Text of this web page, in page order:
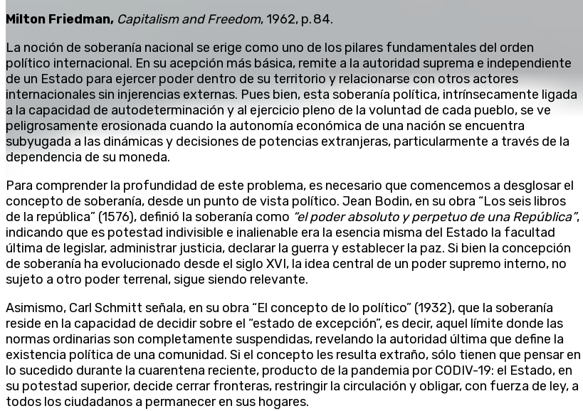
Milton Friedman, Capitalism and Freedom, 1962, p. 84.
La noción de soberanía nacional se erige como uno de los pilares fundamentales del orden
político internacional. En su acepción más básica, remite a la autoridad suprema e independiente
de un Estado para ejercer poder dentro de su territorio y relacionarse con otros actores
internacionales sin injerencias externas. Pues bien, esta soberanía política, intrínsecamente ligada
a la capacidad de autodeterminación y al ejercicio pleno de la voluntad de cada pueblo, se ve
peligrosamente erosionada cuando la autonomía económica de una nación se encuentra
subyugada a las dinámicas y decisiones de potencias extranjeras, particularmente a través de la
dependencia de su moneda.
Para comprender la profundidad de este problema, es necesario que comencemos a desglosar el
concepto de soberanía, desde un punto de vista político. Jean Bodin, en su obra “Los seis libros
de la república” (1576), definió la soberanía como “el poder absoluto y perpetuo de una República”,
indicando que es potestad indivisible e inalienable era la esencia misma del Estado la facultad
última de legislar, administrar justicia, declarar la guerra y establecer la paz. Si bien la concepción
de soberanía ha evolucionado desde el siglo XVI, la idea central de un poder supremo interno, no
sujeto a otro poder terrenal, sigue siendo relevante.
Asimismo, Carl Schmitt señala, en su obra “El concepto de lo político” (1932), que la soberanía
reside en la capacidad de decidir sobre el “estado de excepción”, es decir, aquel límite donde las
normas ordinarias son completamente suspendidas, revelando la autoridad última que define la
existencia política de una comunidad. Si el concepto les resulta extraño, sólo tienen que pensar en
lo sucedido durante la cuarentena reciente, producto de la pandemia por CODIV-19: el Estado, en
su potestad superior, decide cerrar fronteras, restringir la circulación y obligar, con fuerza de ley, a
todos los ciudadanos a permanecer en sus hogares.